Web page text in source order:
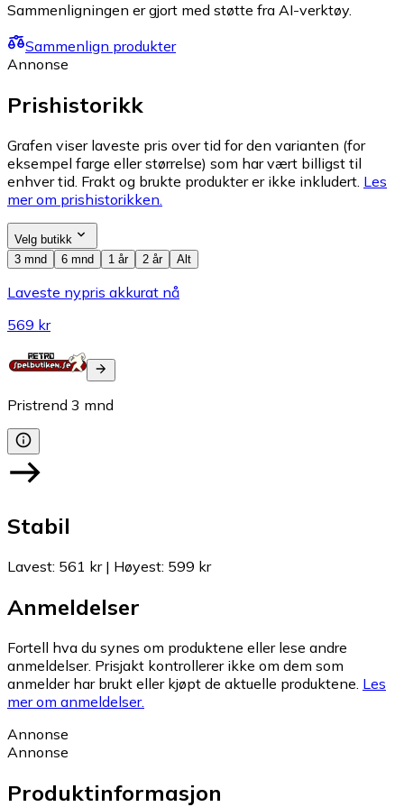
Sammenligningen er gjort med støtte fra AI-verktøy.
Sammenlign produkter
Annonse
Prishistorikk
Grafen viser laveste pris over tid for den varianten (for
eksempel farge eller størrelse) som har vært billigst til
enhver tid. Frakt og brukte produkter er ikke inkludert. Les
mer om prishistorikken.
Velg butikk
3 mnd
6 mnd 1 år 2 år Alt
Laveste nypris akkurat nå
569 kr
Pristrend 3 mnd
Stabil
Lavest: 561 kr| Høyest: 599 kr
Anmeldelser
Fortell hva du synes om produktene eller lese andre
anmeldelser. Prisjakt kontrollerer ikke om dem som
anmelder har brukt eller kjøpt de aktuelle produktene. Les
mer om anmeldelser.
Annonse
Annonse
Produktinformasjon